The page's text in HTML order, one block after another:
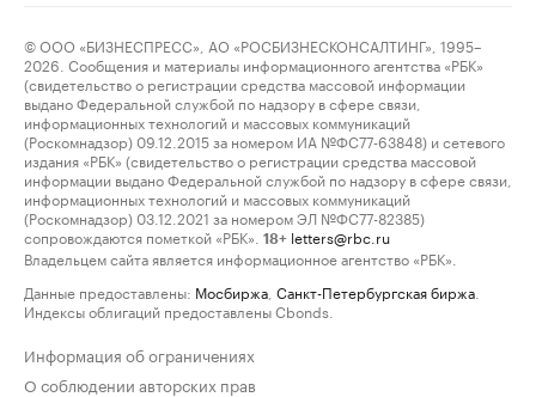
© ООО «БИЗНЕСПРЕСС», АО «РОСБИЗНЕСКОНСАЛТИНГ», 1995–
2026. Сообщения и материалы информационного агентства «РБК»
(свидетельство о регистрации средства массовой информации
выдано Федеральной службой по надзору в сфере связи,
информационных технологий и массовых коммуникаций
(Роскомнадзор) 09.12.2015 за номером ИА №ФС77-63848) и сетевого
издания «РБК» (свидетельство о регистрации средства массовой
информации выдано Федеральной службой по надзору в сфере связи,
информационных технологий и массовых коммуникаций
(Роскомнадзор) 03.12.2021 за номером ЭЛ №ФС77-82385)
сопровождаются пометкой «РБК».
18+ letters@rbc.ru
Владельцем сайта является информационное агентство «РБК».
Данные предоставлены: Мосбиржа Санкт-Петербургская биржа
Индексы облигаций предоставлены Cbonds.
Информация об ограничениях
О соблюдении авторских прав